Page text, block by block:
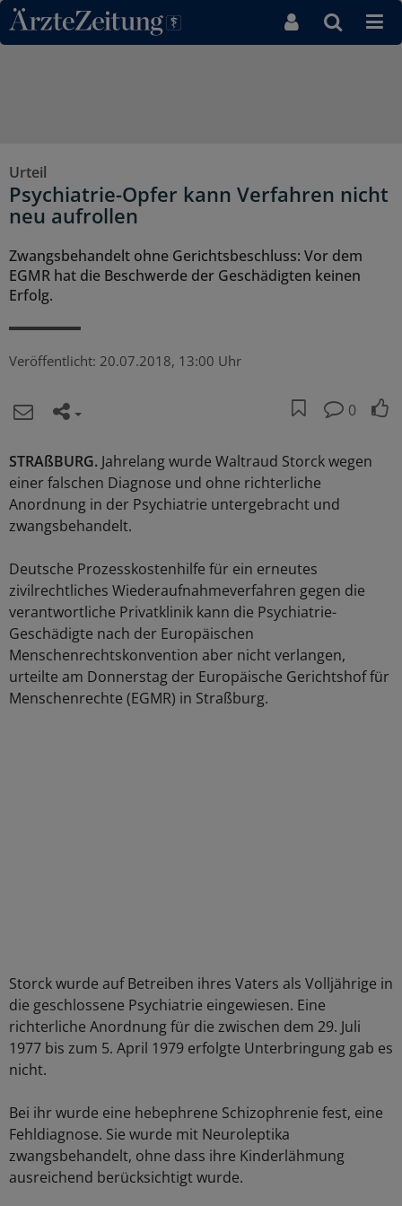
Direkt zum Inhaltsbereich
Urteil
Psychiatrie-Opfer kann Verfahren nicht
neu aufrollen
Zwangsbehandelt ohne Gerichtsbeschluss: Vor dem
EGMR hat die Beschwerde der Geschädigten keinen
Erfolg.
Veröffentlicht: 20.07.2018, 13:00 Uhr
0
STRAßBURG. Jahrelang wurde Waltraud Storck wegen
einer falschen Diagnose und ohne richterliche
Anordnung in der Psychiatrie untergebracht und
zwangsbehandelt.
Deutsche Prozesskostenhilfe für ein erneutes
zivilrechtliches Wiederaufnahmeverfahren gegen die
verantwortliche Privatklinik kann die Psychiatrie-
Geschädigte nach der Europäischen
Menschenrechtskonvention aber nicht verlangen,
urteilte am Donnerstag der Europäische Gerichtshof für
Menschenrechte (EGMR) in Straßburg.
Storck wurde auf Betreiben ihres Vaters als Volljährige in
die geschlossene Psychiatrie eingewiesen. Eine
richterliche Anordnung für die zwischen dem 29. Juli
1977 bis zum 5. April 1979 erfolgte Unterbringung gab es
nicht.
Bei ihr wurde eine hebephrene Schizophrenie fest, eine
Fehldiagnose. Sie wurde mit Neuroleptika
zwangsbehandelt, ohne dass ihre Kinderlähmung
ausreichend berücksichtigt wurde.